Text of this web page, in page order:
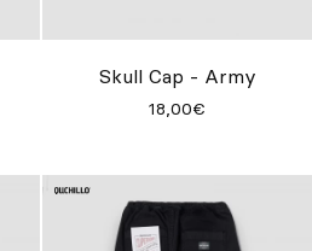
Skull Cap - Army
18,00€